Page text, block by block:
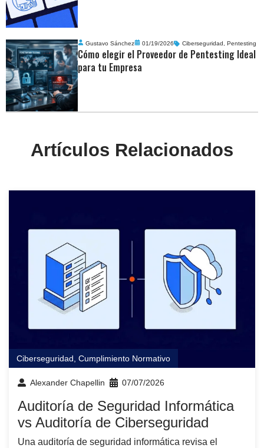
Gustavo Sánchez 01/19/2026 Ciberseguridad , Pentesting
Cómo elegir el Proveedor de Pentesting Ideal
para tu Empresa
Artículos Relacionados
Ciberseguridad, Cumplimiento Normativo
Alexander Chapellin 07/07/2026
Auditoría de Seguridad Informática
vs Auditoría de Ciberseguridad
Una auditoría de seguridad informática revisa el